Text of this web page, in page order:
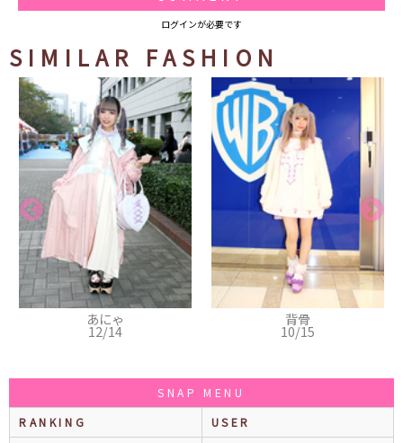
ログインが必要です
SIMILAR FASHION
SNAP MENU
RANKING
USER